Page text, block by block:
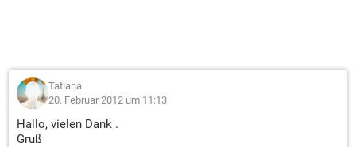
Tatiana
20. Februar 2012 um 11:13
Hallo, vielen Dank .
Gruß